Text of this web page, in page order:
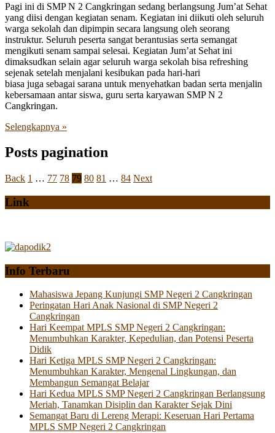
Pagi ini di SMP N 2 Cangkringan sedang berlangsung Jum’at Sehat
yang diisi dengan kegiatan senam. Kegiatan ini diikuti oleh seluruh
warga sekolah dan dipimpin secara langsung oleh seorang
instruktur. Seluruh peserta sangat berantusias serta semangat
mengikuti senam sampai selesai. Kegiatan Jum’at Sehat ini
dimaksudkan selain agar seluruh warga sekolah bisa refreshing
sejenak setelah menjalani kesibukan pada hari-hari
biasa juga sebagai sarana untuk menyehatkan badan serta menjalin
kebersamaan antar siswa, guru serta karyawan SMP N 2
Cangkringan.
Selengkapnya »
Posts pagination
Back 1 … 77 78 79 80 81 … 84 Next
Link
Info Terbaru
Mahasiswa Jepang Kunjungi SMP Negeri 2 Cangkringan
Peringatan Hari Anak Nasional di SMP Negeri 2
Cangkringan
Hari Keempat MPLS SMP Negeri 2 Cangkringan:
Menumbuhkan Karakter, Kepedulian, dan Potensi Peserta
Didik
Hari Ketiga MPLS SMP Negeri 2 Cangkringan:
Menumbuhkan Karakter, Mengenal Lingkungan, dan
Membangun Semangat Belajar
Hari Kedua MPLS SMP Negeri 2 Cangkringan Berlangsung
Meriah, Tanamkan Disiplin dan Karakter Sejak Dini
Semangat Baru di Lereng Merapi: Keseruan Hari Pertama
MPLS SMP Negeri 2 Cangkringan